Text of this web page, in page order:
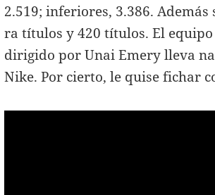
2.519; inferiores, 3.386.
ra títulos y 420 títulos. El equipo
dirigido por Unai Emery lleva
Nike. Por cierto, le quise fichar